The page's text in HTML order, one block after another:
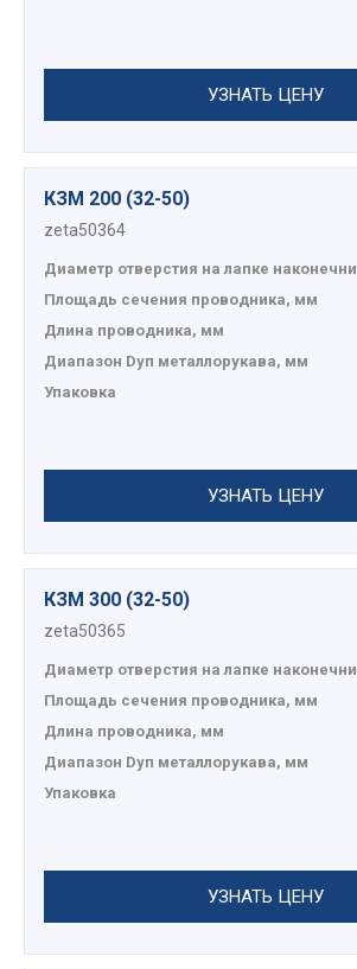
УЗНАТЬ ЦЕНУ
КЗМ 200 (32-50)
zeta50364
Диаметр отверстия на лапке
Площадь сечения проводника, мм
Длина проводника, мм
Диапазон Dуп металлорукава, мм
Упаковка
УЗНАТЬ ЦЕНУ
КЗМ 300 (32-50)
zeta50365
Диаметр отверстия на лапке
Площадь сечения проводника, мм
Длина проводника, мм
Диапазон Dуп металлорукава, мм
Упаковка
УЗНАТЬ ЦЕНУ